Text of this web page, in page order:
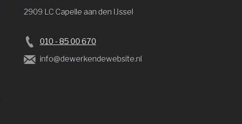
2909 LC Capelle aan den IJssel
010 - 85 00 670
info@dewerkendewebsite.nl